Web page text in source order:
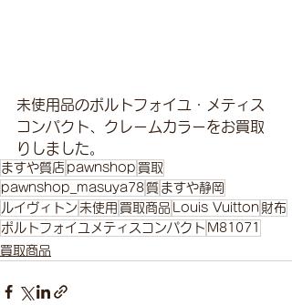
未使用品のポルトフォイユ・メティス
コンパクト、クレームカラーをお買取
りしました。
ますや質店 pawnshop 買取
pawnshop_masuya78質 ますや静岡
ルイヴィトン 未使用 買取商品 Louis Vuitton 財布
ポルトフォイユメティスコンパクト M81071
買取商品